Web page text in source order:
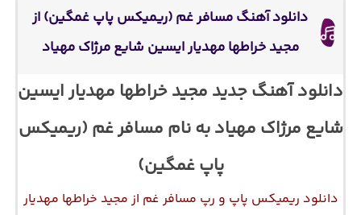
دانلود آهنگ مسافر غم (ریمیکس پاپ غمگین) از
مجید خراطها مهدیار ایسین شایع مرژاک مهیاد
دانلود آهنگ جدید مجید خراطها مهدیار ایسین
شایع مرژاک مهیاد به نام مسافر غم (ریمیکس
پاپ غمگین)
دانلود ریمیکس پاپ و رپ مسافر غم از مجید خراطها مهدیار